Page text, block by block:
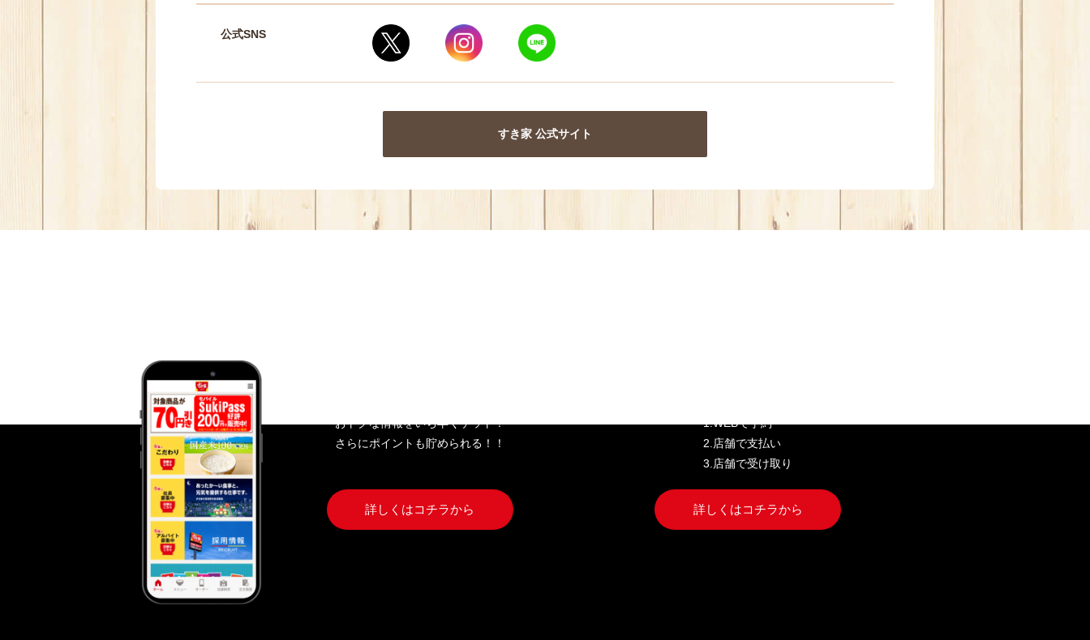
公式SNS
すき家 公式サイト
おトクな情報をいち早くゲット！
さらにポイントも貯められる！！
詳しくはコチラから
1.WEBで予約
2.店舗で支払い
3.店舗で受け取り
詳しくはコチラから